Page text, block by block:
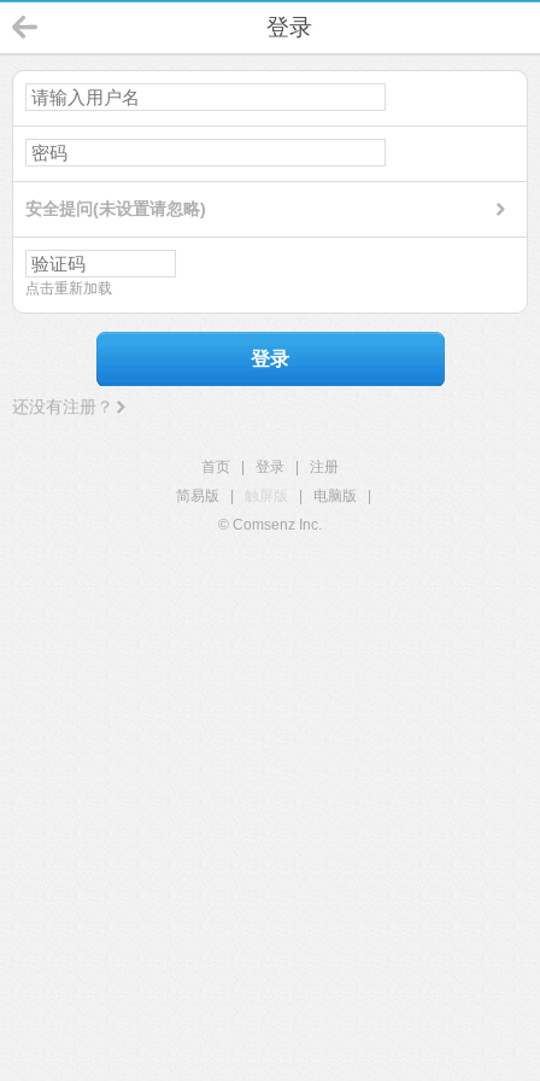
登录
安全提问(未设置请忽略)
点击重新加载
登录
还没有注册？
首页 登录
注册
简易版
触屏版 电脑版
© Comsenz Inc.